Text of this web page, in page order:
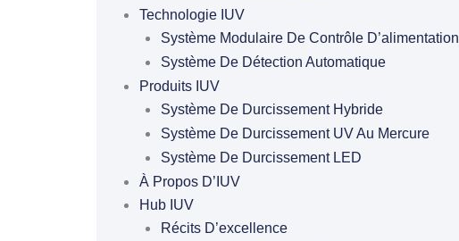
Technologie IUV
Système Modulaire De Contrôle D’alimentation
Système De Détection Automatique
Produits IUV
Système De Durcissement Hybride
Système De Durcissement UV Au Mercure
Système De Durcissement LED
À Propos D’IUV
Hub IUV
Récits D’excellence